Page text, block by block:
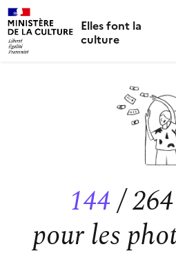
Elles font la
culture
144/
pour les